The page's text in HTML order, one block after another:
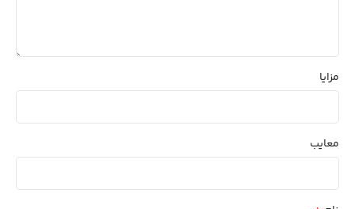
مزایا
معایب